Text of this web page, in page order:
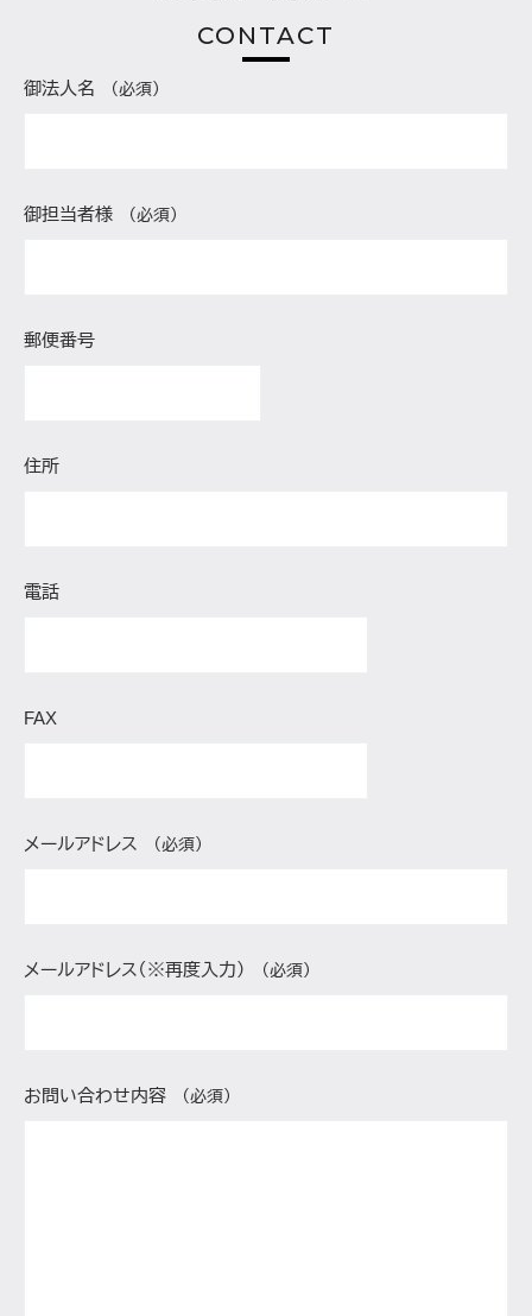
CONTACT
御法人名 （必須）
御担当者様 （必須）
郵便番号
住所
電話
FAX
メールアドレス （必須）
メールアドレス（※再度入力） （必須）
お問い合わせ内容 （必須）